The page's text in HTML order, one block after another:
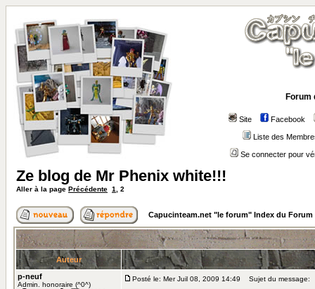
Forum
Site Facebook
Liste des
Se connecter pour
Ze blog de Mr Phenix white!!!
Aller à la page Précédente 1 2
Capucinteam.net "le forum" Index du Forum
Auteur
p-neuf
Admin. honoraire (^0^)
Posté le: Mer Juil 08, 2009 14:49 Sujet du message: